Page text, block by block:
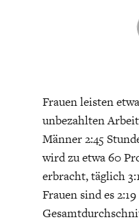
Frauen leisten
unbezahlten
Männer 2:45
wird zu etwa 60
erbracht, täglich
Frauen sind es